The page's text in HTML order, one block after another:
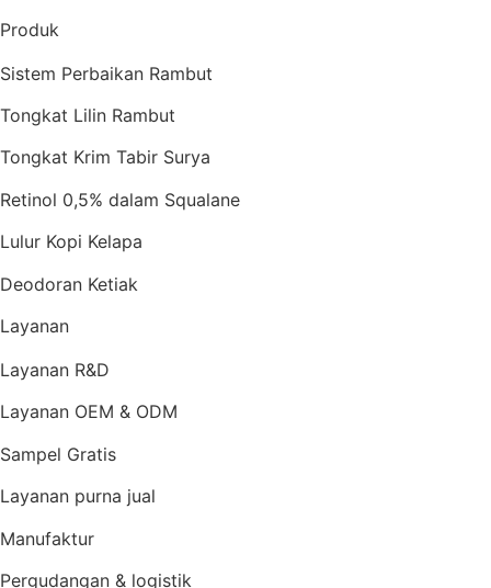
Produk
Sistem Perbaikan Rambut
Tongkat Lilin Rambut
Tongkat Krim Tabir Surya
Retinol 0,5% dalam Squalane
Lulur Kopi Kelapa
Deodoran Ketiak
Layanan
Layanan R&D
Layanan OEM & ODM
Sampel Gratis
Layanan purna jual
Manufaktur
Pergudangan & logistik